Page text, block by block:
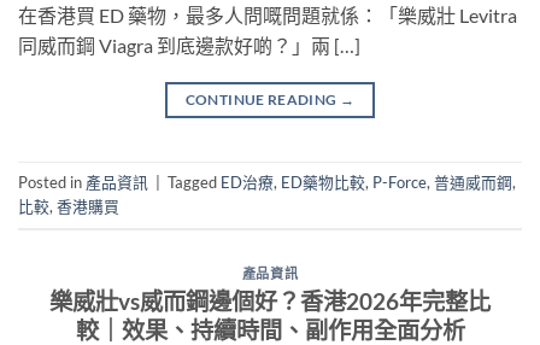
在香港買 ED 藥物，最多人問嘅問題就係：「樂威壯 Levitra
同威而鋼 Viagra 到底邊款好啲？」兩 […]
CONTINUE READING →
Posted in 產品資訊 Tagged ED治療, ED藥物比較, P-Force,普通威而鋼,
比較,香港購買
產品資訊
樂威壯vs威而鋼邊個好？香港2026年完整比
較｜效果、持續時間、副作用全面分析